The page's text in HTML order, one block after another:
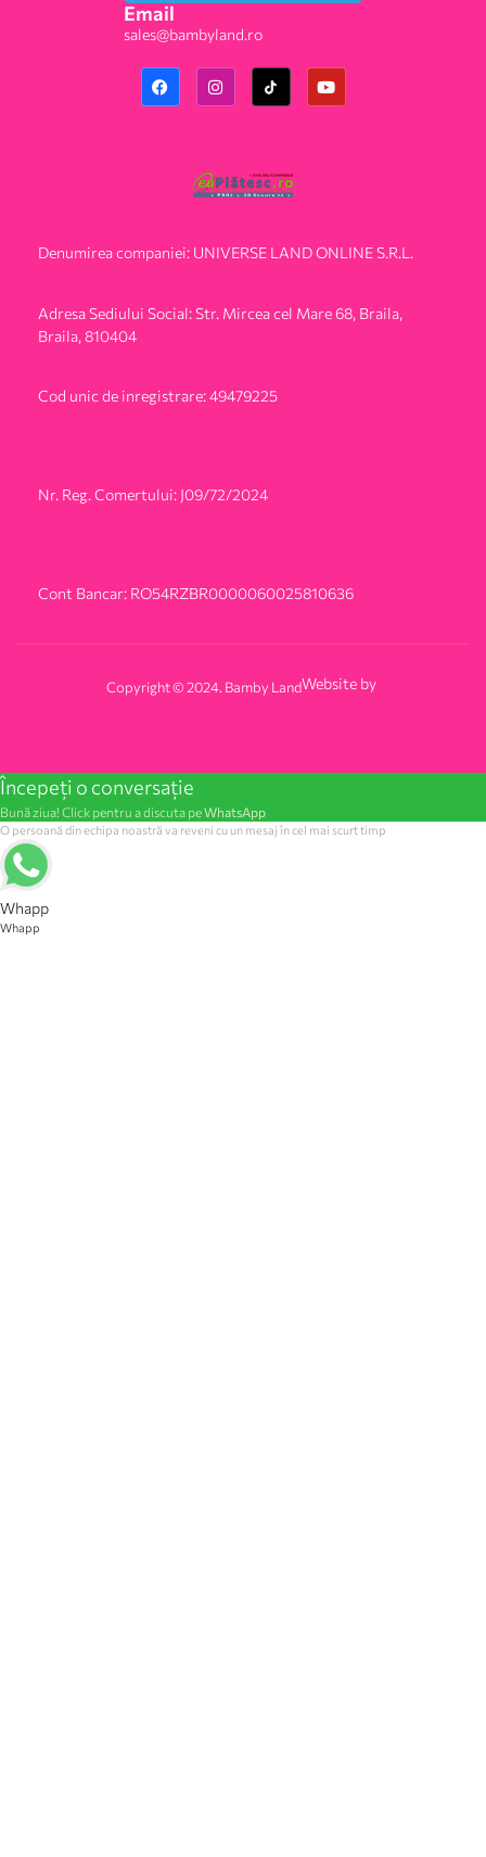
Email
sales@bambyland.ro​
Denumirea companiei: UNIVERSE LAND ONLINE S.R.L.
Adresa Sediului Social: Str. Mircea cel Mare 68, Braila,
Braila, 810404
Cod unic de inregistrare: 49479225
Nr. Reg. Comertului: J09/72/2024
Cont Bancar: RO54RZBR0000060025810636
Copyright © 2024. Bamby LandWebsite by
Începeți o conversație
Bună ziua! Click pentru a discuta peWhatsApp
O persoană din echipa noastră va reveni cu un mesaj în cel mai scurt timp
Whapp
Whapp